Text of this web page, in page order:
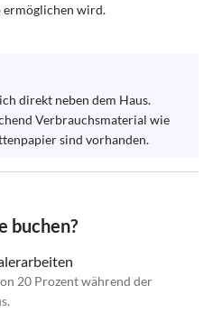
ermöglichen wird.
direkt neben dem Haus.
Verbrauchsmaterial wie
sind vorhanden.
buchen?
20 Prozent während der